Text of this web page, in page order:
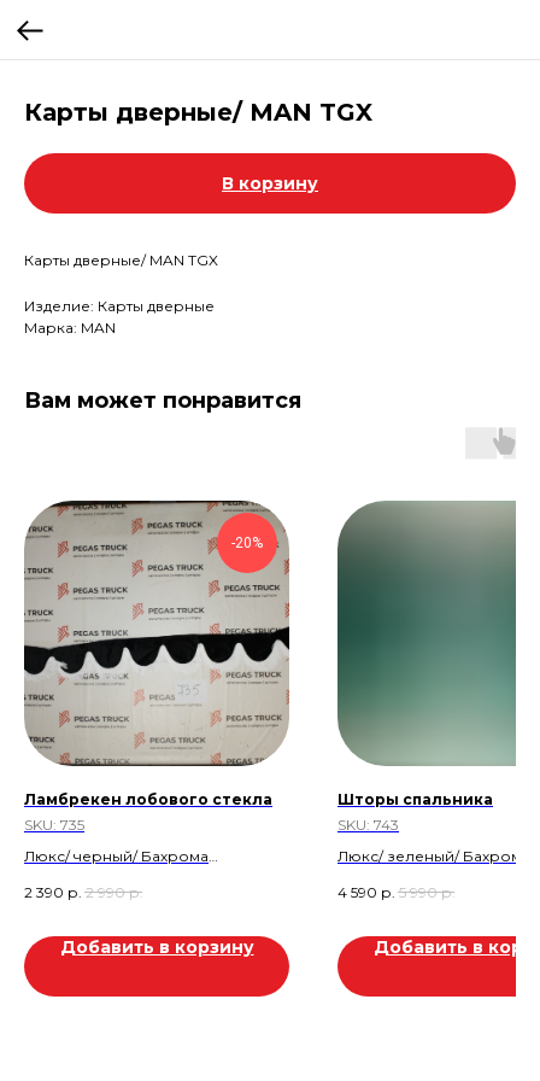
Карты дверные/ MAN TGX
В корзину
Карты дверные/ MAN TGX
Изделие: Карты дверные
Марка: MAN
Вам может понравится
-20%
Ламбрекен лобового стекла
SKU: 735
Люкс/ черный/ Бахрома
Скидка 600р
2 390 р. 2 990 р.
Добавить в корзину
Шторы спальника
SKU: 743
Люкс/ зеленый/ Бахрома
Скидка 1.400 р
4 590 р. 5 990 р.
Добавить в